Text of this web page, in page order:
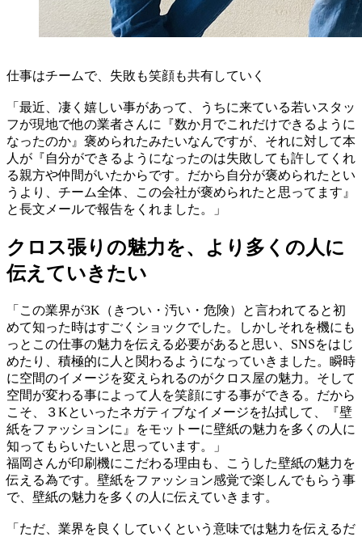
仕事はチームで、失敗も笑顔も共有していく
「最近、凄く嬉しい事があって、うちに来ている若いスタッ
フが現地で他の業者さんに『数か月でこれだけできるように
なったのか』褒められたみたいなんですが、それに対して本
人が『自分ができるようになったのは失敗しても許してくれ
る親方や仲間がいたからです。だから自分が褒められたとい
うより、チーム全体、この会社が褒められたと思ってます』
と長文メールで報告をくれました。」
クロス張りの魅力を、より多くの人に
伝えていきたい
「この業界が3K（きつい・汚い・危険）と言われてると初
めて知った時はすごくショックでした。しかしそれを機にも
っとこの仕事の魅力を伝える必要があると思い、SNSをはじ
めたり、積極的に人と関わるようになっていきました。瞬時
に空間のイメージを変えられるのがクロス屋の魅力。そして
空間が変わる事によって人を笑顔にする事ができる。だから
こそ、３Kといったネガティブなイメージを払拭して、『壁
紙をファッションに』をモットーに壁紙の魅力を多くの人に
知ってもらいたいと思っています。」
福岡さんが印刷機にこだわる理由も、こうした壁紙の魅力を
伝える為です。壁紙をファッション感覚で楽しんでもらう事
で、壁紙の魅力を多くの人に伝えていきます。
「ただ、業界を良くしていくという意味では魅力を伝えるだ